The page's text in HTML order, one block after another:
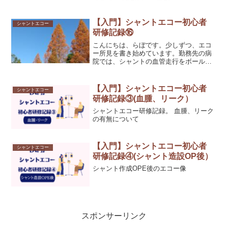
シャントエコー
【入門】シャントエコー初心者
研修記録⑯
こんにちは、らぼです。少しずつ、エコ
ー所見を書き始めています。勤務先の病
院では、シャントの血管走行をボールペ
位がはっきりわかるように、腕の正しい
部位で書き表すのが、とて...
シャントエコー
【入門】シャントエコー初心者
研修記録③(血腫、リーク）
シャントエコー研修記録。 血腫、リーク
の有無について
シャントエコー
【入門】シャントエコー初心者
研修記録④(シャント造設OP後）
シャント作成OPE後のエコー像
スポンサーリンク